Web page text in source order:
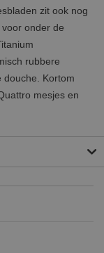
zit ook nog
onder de
rubbere
douche. Kortom
mesjes en